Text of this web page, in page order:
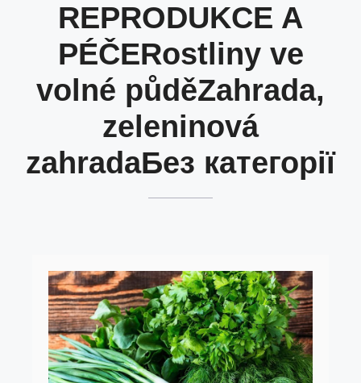
REPRODUKCE A
PÉČERostliny ve
volné půděZahrada,
zeleninová
zahradaБез категорії